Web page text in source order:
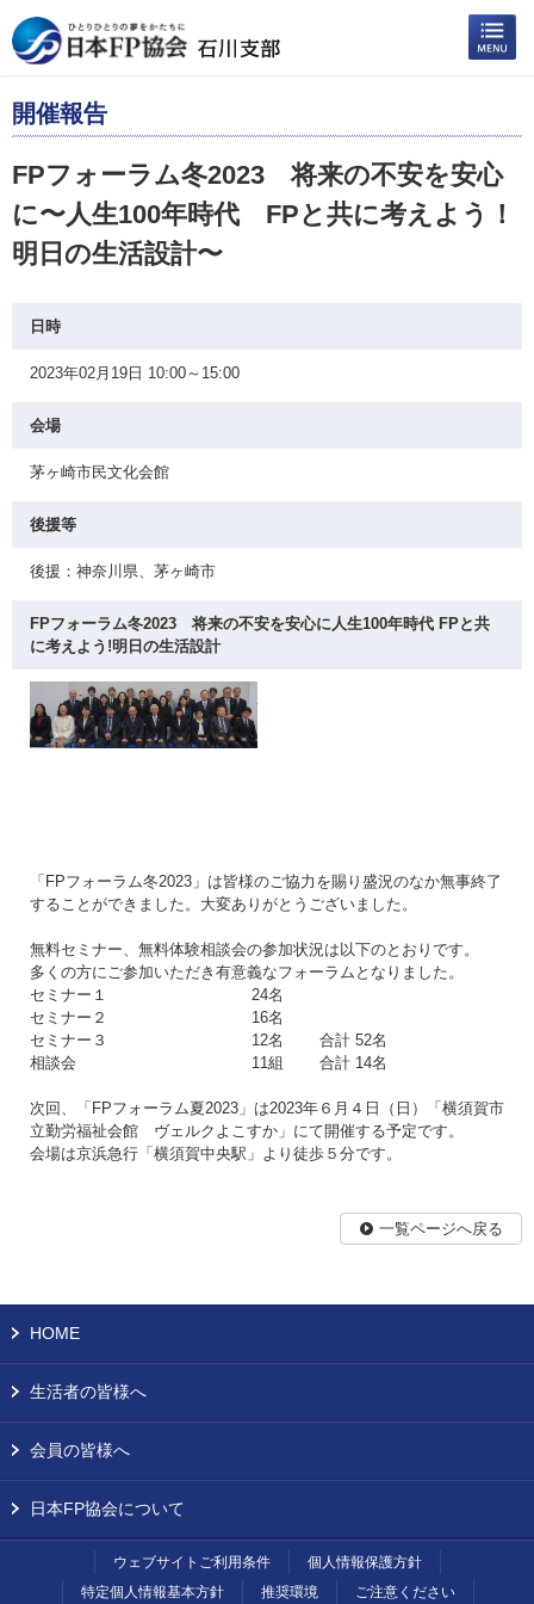
開催報告
FPフォーラム冬2023 将来の不安を安心
に〜人生100年時代 FPと共に考えよう！
明日の生活設計〜
日時
2023年02月19日 10:00～15:00
会場
茅ヶ崎市民文化会館
後援等
後援：神奈川県、茅ヶ崎市
FPフォーラム冬2023 将来の不安を安心に人生100年時代 FPと共
に考えよう!明日の生活設計
「FPフォーラム冬2023」は皆様のご協力を賜り盛況のなか無事終了
することができました。大変ありがとうございました。
無料セミナー、無料体験相談会の参加状況は以下のとおりです。
多くの方にご参加いただき有意義なフォーラムとなりました。
セミナー１ 24名
セミナー２ 16名
セミナー３ 12名 合計 52名
相談会 11組 合計 14名
次回、「FPフォーラム夏2023」は2023年６月４日（日）「横須賀市
立勤労福祉会館 ヴェルクよこすか」にて開催する予定です。
会場は京浜急行「横須賀中央駅」より徒歩５分です。
一覧ページへ戻る
HOME
生活者の皆様へ
会員の皆様へ
日本FP協会について
ウェブサイトご利用条件
個人情報保護方針
特定個人情報基本方針
推奨環境 ご注意ください